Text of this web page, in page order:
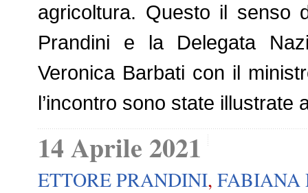
agricoltura. Questo il senso
Prandini e la Delegata
Veronica Barbati con il
l’incontro sono state
14 Aprile 2021
ETTORE PRANDINI, FABIANA